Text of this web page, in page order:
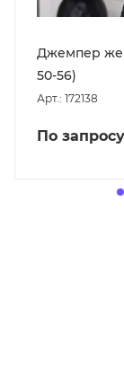
Джемпер
50-56)
Арт.: 172138
По запросу